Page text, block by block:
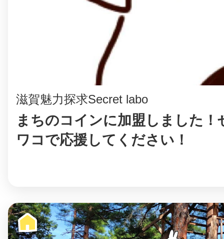
滋賀魅力探求Secret labo
まちのコインに加盟しました！
ワコで応援してください！滋賀県